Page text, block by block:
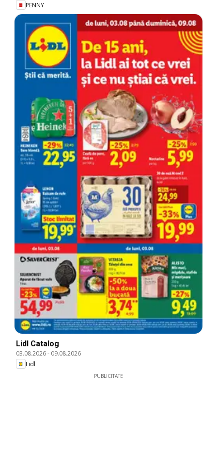
PENNY
Lidl Catalog
03.08.2026- 09.08.2026
Lidl
PUBLICITATE